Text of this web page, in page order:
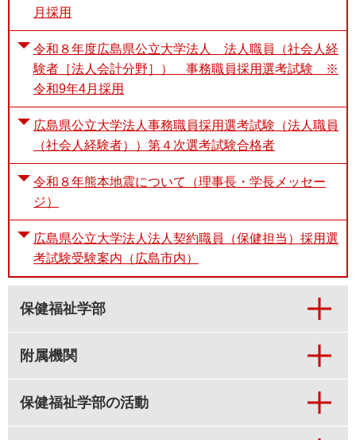
月採用
令和８年度広島県公立大学法人 法人職員（社会人経
験者［法人会計分野］） 事務職員採用選考試験 ※
令和9年4月採用
広島県公立大学法人事務職員採用選考試験（法人職員
（社会人経験者））第４次選考試験合格者
令和８年熊本地震について（理事長・学長メッセー
ジ）
広島県公立大学法人法人契約職員（保健担当）採用選
考試験受験案内（広島市内）
保健福祉学部
附属機関
保健福祉学部の活動